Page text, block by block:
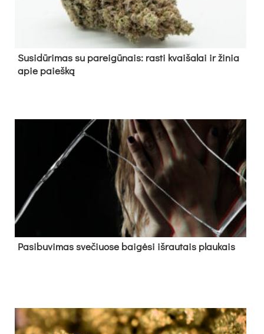
Su­si­dū­ri­mas su pa­rei­gū­nais: ras­ti kvai­ša­lai ir ži­nia
apie paieš­ką
Pa­si­bu­vi­mas sve­čiuo­se bai­gė­si iš­rau­tais plau­kais